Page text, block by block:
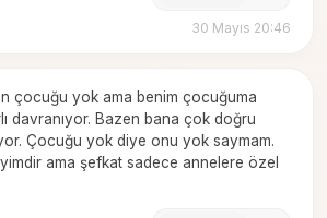
30 Mayıs 20:46
çocuğu yok ama benim çocuğuma
davranıyor. Bazen bana çok doğru
Çocuğu yok diye onu yok saymam.
ama şefkat sadece annelere özel